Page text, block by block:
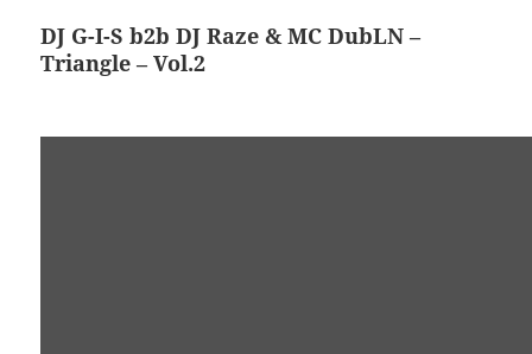
DJ G-I-S b2b DJ Raze & MC DubLN –
Triangle – Vol.2